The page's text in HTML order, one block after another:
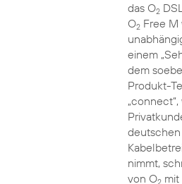
das O2
O2Free M
einem
dem
Produkt-
nimmt,
von O2mit